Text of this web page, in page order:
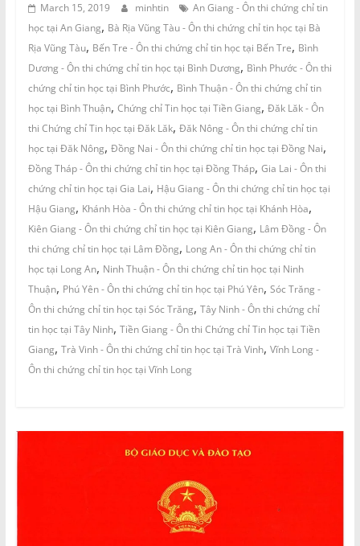
March 15, 2019 minhtin
An Giang - Ôn thi chứng chỉ tin
học tại An Giang, Bà Rịa Vũng Tàu - Ôn thi chứng chỉ tin học tại Bà
Rịa Vũng Tàu, Bến Tre - Ôn thi chứng chỉ tin học tại Bến Tre, Bình
Dương - Ôn thi chứng chỉ tin học tại Bình Dương, Bình Phước - Ôn thi
chứng chỉ tin học tại Bình Phước, Bình Thuận - Ôn thi chứng chỉ tin
học tại Bình Thuận, Chứng chỉ Tin học tại Tiền Giang, Đăk Lăk - Ôn
thi Chứng chỉ Tin học tại Đăk Lăk, Đăk Nông - Ôn thi chứng chỉ tin
học tại Đăk Nông, Đồng Nai - Ôn thi chứng chỉ tin học tại Đồng Nai,
Đồng Tháp - Ôn thi chứng chỉ tin học tại Đồng Tháp, Gia Lai - Ôn thi
chứng chỉ tin học tại Gia Lai, Hậu Giang - Ôn thi chứng chỉ tin học tại
Hậu Giang, Khánh Hòa - Ôn thi chứng chỉ tin học tại Khánh Hòa,
Kiên Giang - Ôn thi chứng chỉ tin học tại Kiên Giang, Lâm Đồng - Ôn
thi chứng chỉ tin học tại Lâm Đồng, Long An - Ôn thi chứng chỉ tin
học tại Long An, Ninh Thuận - Ôn thi chứng chỉ tin học tại Ninh
Thuận, Phú Yên - Ôn thi chứng chỉ tin học tại Phú Yên, Sóc Trăng -
Ôn thi chứng chỉ tin học tại Sóc Trăng, Tây Ninh - Ôn thi chứng chỉ
tin học tại Tây Ninh, Tiền Giang - Ôn thi Chứng chỉ Tin học tại Tiền
Giang, Trà Vinh - Ôn thi chứng chỉ tin học tại Trà Vinh, Vĩnh Long -
Ôn thi chứng chỉ tin học tại Vĩnh Long